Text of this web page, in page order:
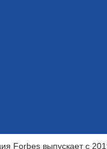
Forbes выпускает с